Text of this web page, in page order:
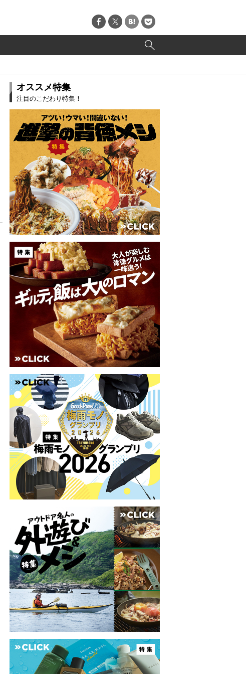
オススメ特集
注目のこだわり特集！